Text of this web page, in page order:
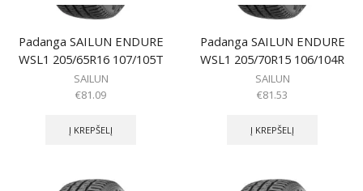
Padanga SAILUN ENDURE
WSL1 205/65R16 107/105T
SAILUN
€81.09
Į KREPŠELĮ
Padanga SAILUN ENDURE
WSL1 205/70R15 106/104R
SAILUN
€81.53
Į KREPŠELĮ